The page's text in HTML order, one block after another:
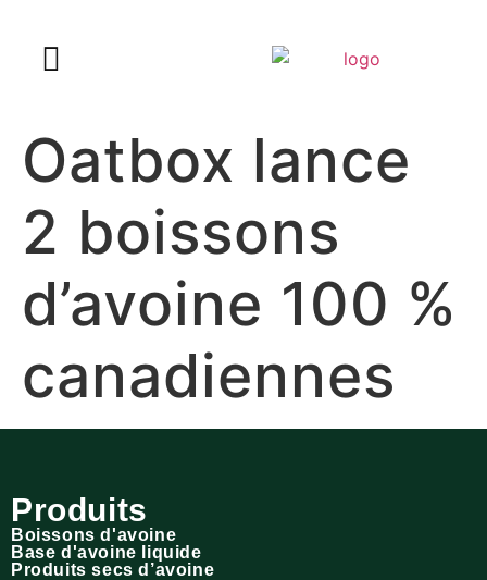
Oatbox lance
2 boissons
d’avoine 100 %
canadiennes
Produits
Boissons d'avoine
Base d'avoine liquide
Produits secs d’avoine